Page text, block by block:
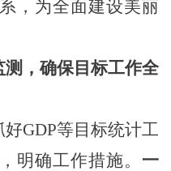
，为全面建设美丽
，确保目标工作全
好GDP等目标统计工
明确工作措施。 一